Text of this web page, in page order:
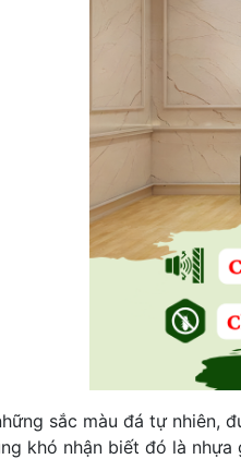
sắc màu đá tự nhiên,
khó nhận biết đó là nhựa